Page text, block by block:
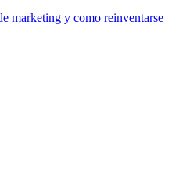
marketing y como reinventarse